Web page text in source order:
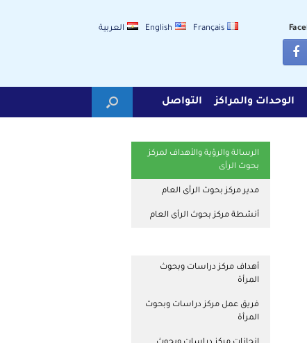
العربية English Français
الوحدات والمراكز التواصل
الرسالة والرؤية والأهداف لمركز
بحوث الرأى
مدير مركز بحوث الرأى العام
أنشطة مركز بحوث الرأى العام
أهداف مركز دراسات وبحوث
المرأة
فريق عمل مركز دراسات وبحوث
المرأة